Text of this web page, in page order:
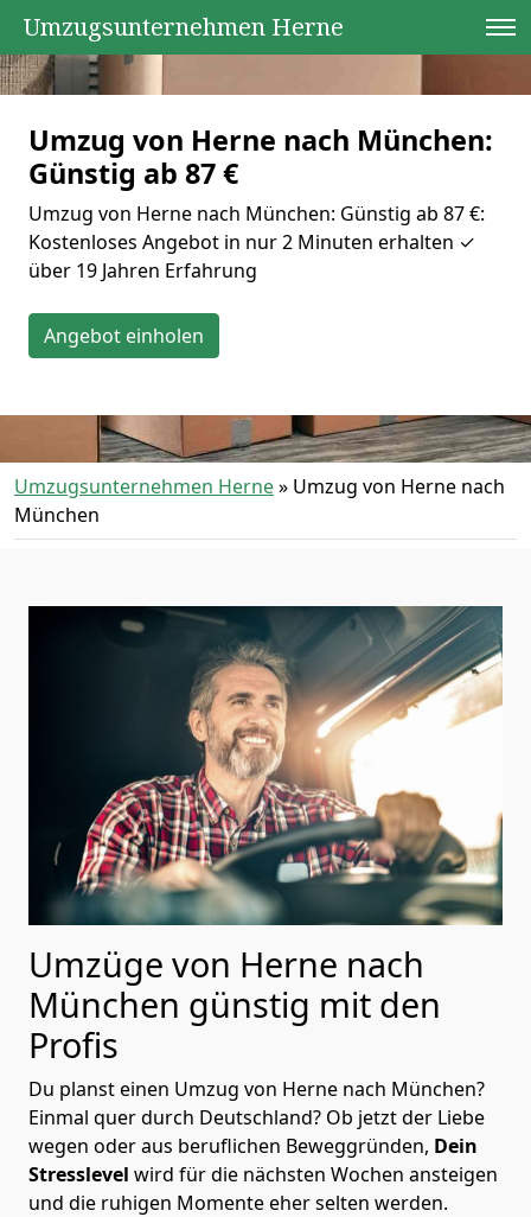
Umzugsunternehmen Herne
Umzug von Herne nach München:
Günstig ab 87 €
Umzug von Herne nach München: Günstig ab 87 €:
Kostenloses Angebot in nur 2 Minuten erhalten ✓
über 19 Jahren Erfahrung
Angebot einholen
Umzugsunternehmen Herne» Umzug von Herne nach
München
Umzüge von Herne nach
München günstig mit den
Profis
Du planst einen Umzug von Herne nach München?
Einmal quer durch Deutschland? Ob jetzt der Liebe
wegen oder aus beruflichen Beweggründen, Dein
Stresslevel wird für die nächsten Wochen ansteigen
und die ruhigen Momente eher selten werden.